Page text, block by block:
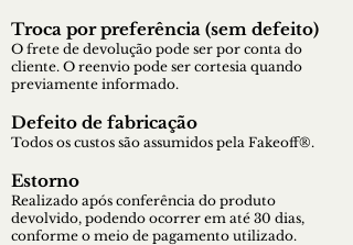
Troca por preferência (sem defeito)
O frete de devolução pode ser por conta do
cliente. O reenvio pode ser cortesia quando
previamente informado.
Defeito de fabricação
Todos os custos são assumidos pela Fakeoff®.
Estorno
Realizado após conferência do produto
devolvido, podendo ocorrer em até 30 dias,
conforme o meio de pagamento utilizado.